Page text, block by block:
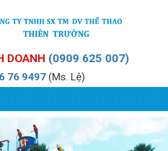
DOANH (0909 625 007)
76 9497(Ms. Lệ)